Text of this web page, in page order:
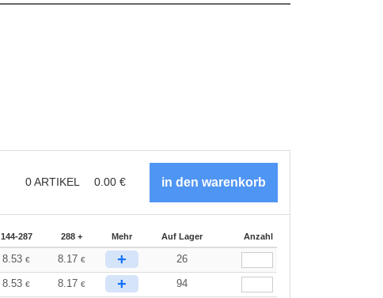
0ARTIKEL 0.00 €
144-287 288 + Mehr Auf Lager Anzahl
8.53€ 8.17 € + 26
8.53€ 8.17 € + 94